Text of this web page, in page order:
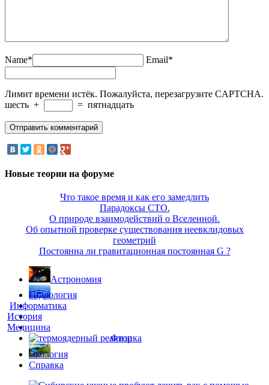
Name* Email*
Лимит времени истёк. Пожалуйста, перезагрузите CAPTCHA.
шесть + = пятнадцать
Новые теории на форуме
Что такое время и как его замедлить
Парадоксы СТО.
О природе взаимодействий о Вселенной.
Об опытной проверке существования неевклидовых
геометрий
Постоянна ли гравитационная постоянная G ?
Астрономия
Гидрология
Информатика
История
Медицина
Физика
Экология
Справка